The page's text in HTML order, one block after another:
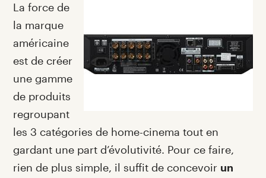
La force de
la marque
américaine
est de créer
une gamme
de produits
regroupant
les 3 catégories de home-cinema tout en
gardant une part d’évolutivité. Pour ce faire,
rien de plus simple, il suffit de concevoir un